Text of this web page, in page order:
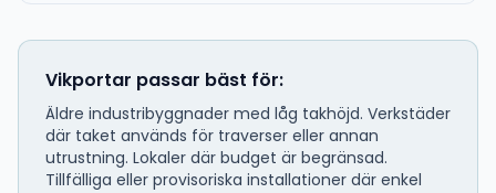
Vikportar passar bäst för:
Äldre industribyggnader med låg takhöjd. Verkstäder
där taket används för traverser eller annan
utrustning. Lokaler där budget är begränsad.
Tillfälliga eller provisoriska installationer där enkel